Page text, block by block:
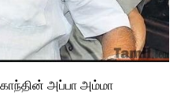
அப்பா அம்மா